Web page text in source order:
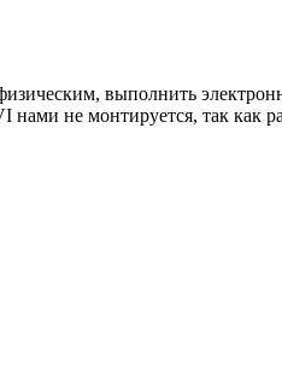
выполнить
не монтируется, так как